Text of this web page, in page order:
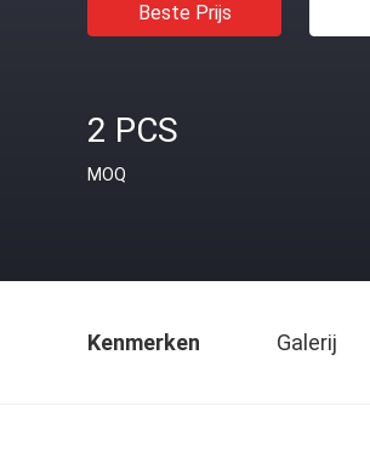
Beste Prijs
2 PCS
MOQ
Kenmerken Galerij